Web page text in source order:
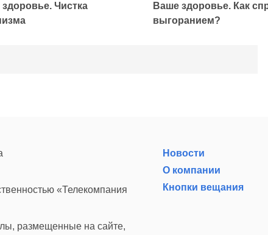
Чистка
Ваше здоровье. Как
выгоранием?
«Телекомпания
размещенные на сайте,
Новости
О компании
Кнопки вещания